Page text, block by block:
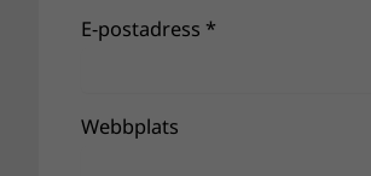
E-postadress *
Webbplats